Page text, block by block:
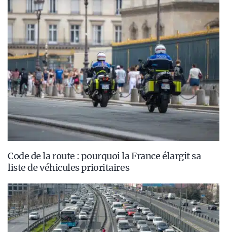
Code de la route : pourquoi la France élargit sa
liste de véhicules prioritaires